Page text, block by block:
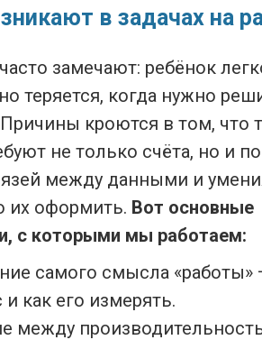
в задачах на
замечают: ребёнок
теряется, когда нужно
Причины кроются в том, что
не только счёта, но и
между данными и
их оформить. Вот основные
с которыми мы работаем:
самого смысла «работы»
и как его измерять.
между